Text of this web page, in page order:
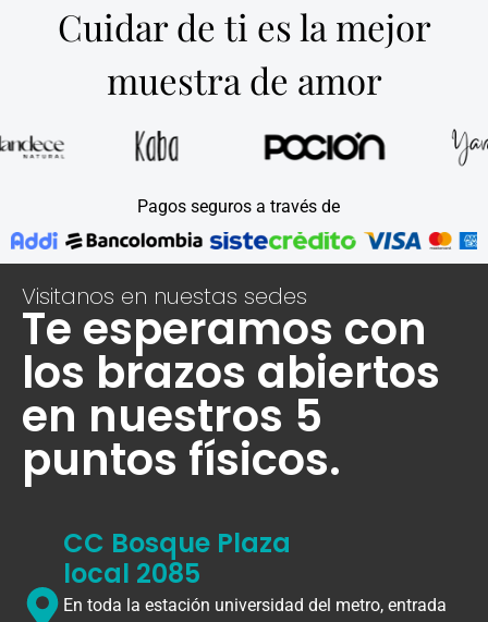
Cuidar de ti es la mejor
muestra de amor
Pagos seguros a través de
Visitanos en nuestas sedes
Te esperamos con
los brazos abiertos
en nuestros 5
puntos físicos.
CC Bosque Plaza
local 2085
En toda la estación universidad del metro, entrada